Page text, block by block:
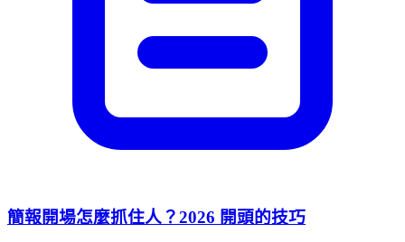
簡報開場怎麼抓住人？2026 開頭的技巧